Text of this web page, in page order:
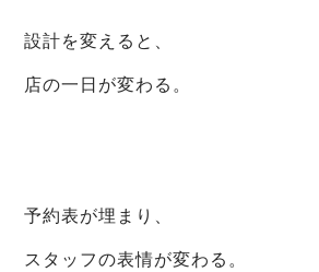
設計を変えると、
店の一日が変わる。
予約表が埋まり、
スタッフの表情が変わる。